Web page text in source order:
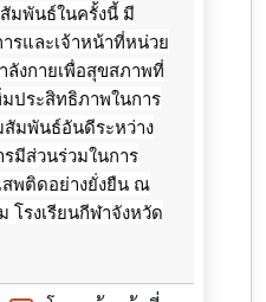
มพันธ์ในครั้งนี้ มี
รและเจ้าหน้าที่หน่วย
ลังกายเพื่อสุขสภาพที่
ประสิทธิภาพในการ
สัมพันธ์อันดีระหว่าง
มีส่วนร่วมในการ
พติดอย่างยั่งยืน ณ
รงเรียนกีฬาจังหวัด